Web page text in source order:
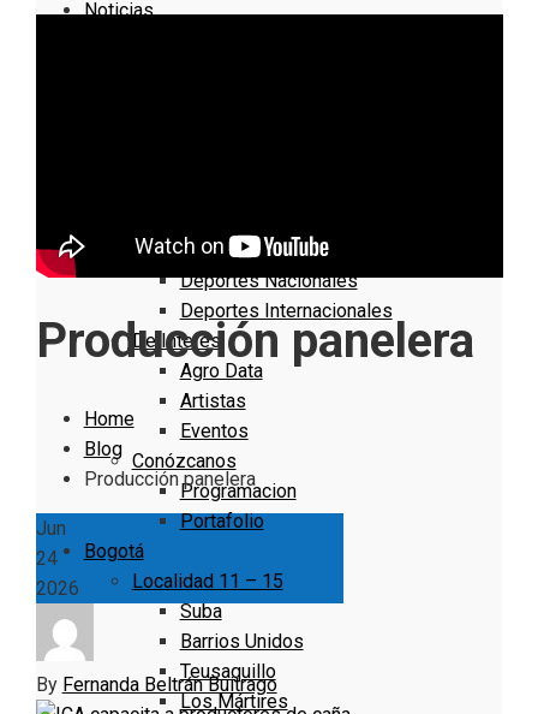
Noticias
Deportes Locales
Deportes Nacionales
Deportes Internacionales
De Interés
Agro Data
Artistas
Eventos
Conózcanos
Programacion
Portafolio
Bogotá
Localidad 11 – 15
Suba
Barrios Unidos
Teusaquillo
Los Mártires
Producción panelera
Home
Blog
Producción panelera
Jun
24
2026
By Fernanda Beltrán Buitrago